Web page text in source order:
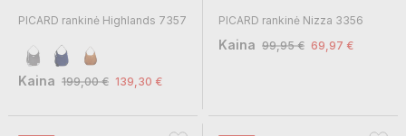
PICARD rankinė Highlands 7357
Kaina 199,00 € 139,30 €
PICARD rankinė Nizza 3356
Kaina 99,95 € 69,97 €